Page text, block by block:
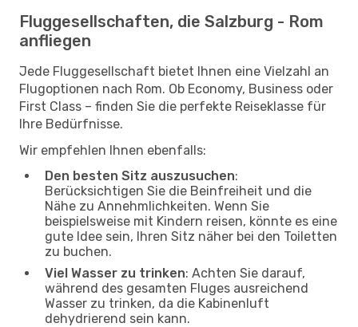
Fluggesellschaften, die Salzburg - Rom
anfliegen
Jede Fluggesellschaft bietet Ihnen eine Vielzahl an
Flugoptionen nach Rom. Ob Economy, Business oder
First Class – finden Sie die perfekte Reiseklasse für
Ihre Bedürfnisse.
Wir empfehlen Ihnen ebenfalls:
Den besten Sitz auszusuchen:
Berücksichtigen Sie die Beinfreiheit und die
Nähe zu Annehmlichkeiten. Wenn Sie
beispielsweise mit Kindern reisen, könnte es eine
gute Idee sein, Ihren Sitz näher bei den Toiletten
zu buchen.
Viel Wasser zu trinken: Achten Sie darauf,
während des gesamten Fluges ausreichend
Wasser zu trinken, da die Kabinenluft
dehydrierend sein kann.